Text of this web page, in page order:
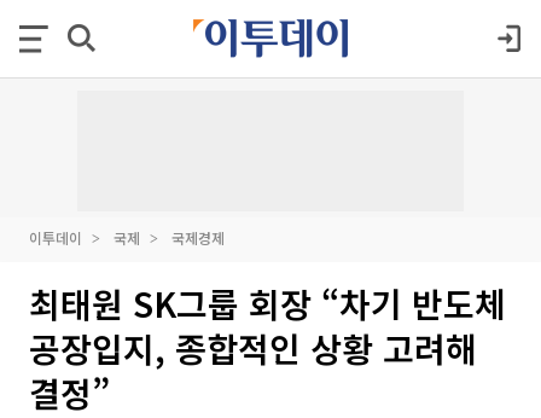
이투데이 국제 국제경제
최태원 SK그룹 회장 “차기 반도체
공장입지, 종합적인 상황 고려해
결정”